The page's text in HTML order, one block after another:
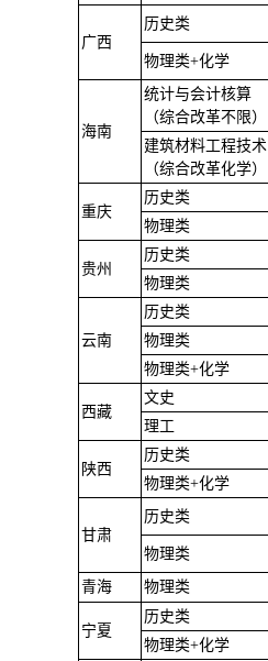
广西
历史类
物理类+化学
海南
统计与会计核算
（综合改革不限）
建筑材料工程技术
（综合改革化学）
重庆
历史类
物理类
贵州
历史类
物理类
云南
历史类
物理类
物理类+化学
西藏
文史
理工
陕西
历史类
物理类+化学
甘肃
历史类
物理类
青海
物理类
宁夏
历史类
物理类+化学